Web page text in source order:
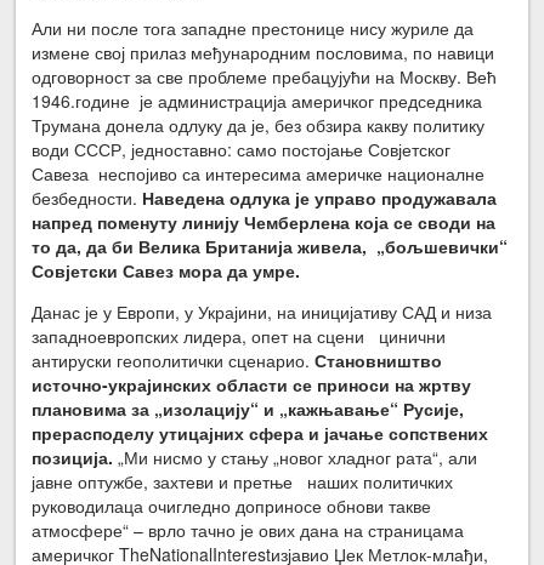
Али ни после тога западне престонице нису журиле да
измене свој прилаз међународним пословима, по навици
одговорност за све проблеме пребацујући на Москву. Већ
1946.године је администрација америчког председника
Трумана донела одлуку да је, без обзира какву политику
води СССР, једноставно: само постојање Совјетског
Савеза неспојиво са интересима америчке националне
безбедности. Наведена одлука је управо продужавала
напред поменуту линију Чемберлена која се своди на
то да, да би Велика Британија живела, „бољшевички“
Совјетски Савез мора да умре.
Данас је у Европи, у Украјини, на иницијативу САД и низа
западноевропских лидера, опет на сцени цинични
антируски геополитички сценарио.Становништво
источно-украјинских области се приноси на жртву
плановима за „изолацију“ и „кажњавање“ Русије,
прерасподелу утицајних сфера и јачање сопствених
позиција.„Ми нисмо у стању „новог хладног рата“, али
јавне оптужбе, захтеви и претње наших политичких
руководилаца очигледно доприносе обнови такве
атмосфере“ – врло тачно је ових дана на страницама
америчког TheNationalInterestизјавио Џек Метлок-млађи,